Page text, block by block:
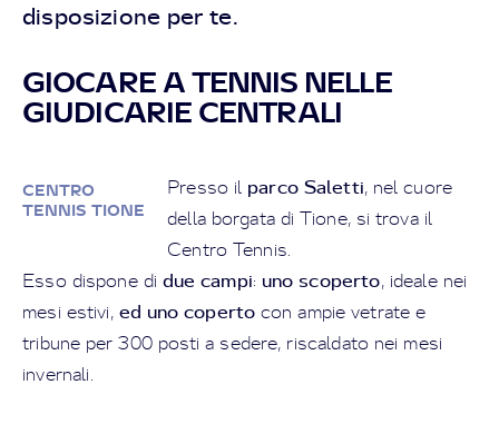
disposizione per te.
GIOCARE A TENNIS NELLE
GIUDICARIE CENTRALI
CENTRO
TENNIS TIONE
Presso il parco Saletti, nel cuore
della borgata di Tione, si trova il
Centro Tennis.
Esso dispone di due campi: uno scoperto, ideale nei
mesi estivi, ed uno coperto con ampie vetrate e
tribune per 300 posti a sedere, riscaldato nei mesi
invernali.